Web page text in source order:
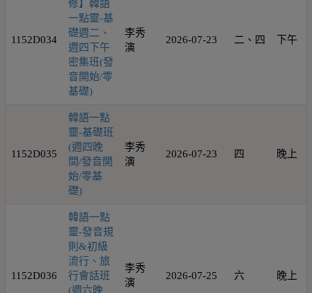
1152D034
修】韓語
一點靈-基
礎週二、
週四下午
密集班(發
音開始/零
基礎)
李秀
演
2026-07-23 二、四 下午
1152D035
韓語一點
靈-基礎班
(週四晚
間/發音開
始/零基
礎)
李秀
演
2026-07-23 四 晚上
1152D036
韓語一點
靈-發音規
則&初級
流行、旅
行會話班
(週六晚
李秀
演
2026-07-25 六 晚上